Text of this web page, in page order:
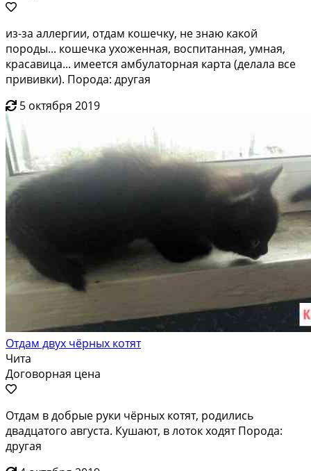
из-за аллергии, отдам кошечку, не знаю какой
породы... кошечка ухоженная, воспитанная, умная,
красавица... имеется амбулаторная карта (делала все
прививки). Порода: другая
5 октября 2019
Отдам двух чёрных котят
Чита
Договорная цена
Отдам в добрые руки чёрных котят, родились
двадцатого августа. Кушают, в лоток ходят Порода:
другая